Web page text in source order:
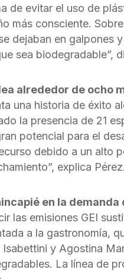
de evitar el uso de
más consciente.
dejaban en galpones
sea biodegradable”,
alrededor de
una historia de éxito
la presencia de 21
potencial para el
debido a un alto
explica
en la
las emisiones GEI
a la gastronomía,
y Agostina
La línea de